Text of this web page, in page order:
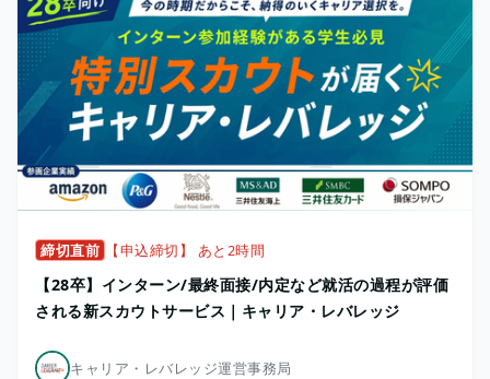
締切直前 【申込締切】 あと2時間
【28卒】インターン/最終面接/内定など就活の過程が評価
される新スカウトサービス｜キャリア・レバレッジ
キャリア・レバレッジ運営事務局